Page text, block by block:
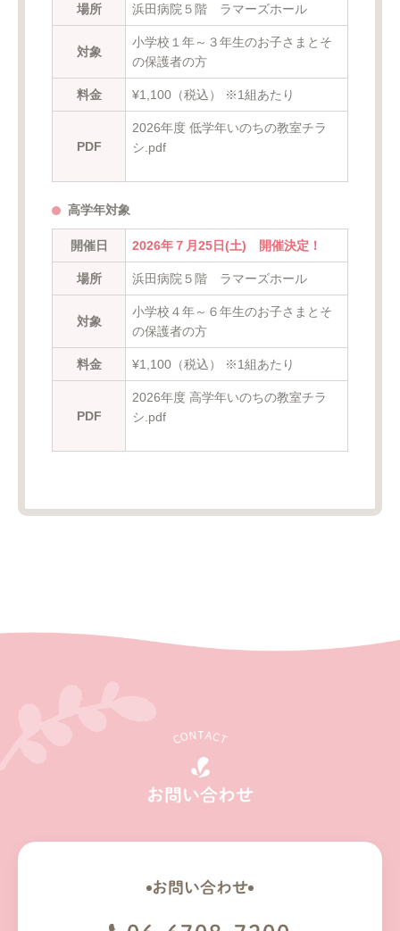
場所 浜田病院５階 ラマーズホール
対象
小学校１年～３年生のお子さまとそ
の保護者の方
料金 ¥1,100（税込） ※1組あたり
PDF
2026年度 低学年いのちの教室チラ
シ.pdf
高学年対象
開催日 2026年７月25日(土) 開催決定！
場所 浜田病院５階 ラマーズホール
対象
小学校４年～６年生のお子さまとそ
の保護者の方
料金 ¥1,100（税込） ※1組あたり
PDF
2026年度 高学年いのちの教室チラ
シ.pdf
CONTACT
お問い合わせ
お問い合わせ